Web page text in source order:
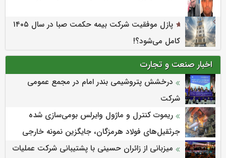
پازل موفقیت شرکت بیمه حکمت صبا در سال ۱۴۰۵
کامل می‌شود؟!
اخبار صنعت و تجارت
درخشش پتروشیمی بندر امام در مجمع عمومی
شرکت
ریموت کنترل و ماژول وایرلس بومی‌سازی شده
جرثقیل‌های فولاد هرمزگان، جایگزین نمونه خارجی
میزبانی از زائران حسینی با پشتیبانی شرکت عملیات